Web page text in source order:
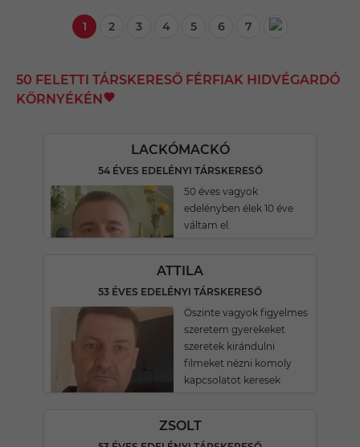
1 2 3 4 5 6 7
50 FELETTI TÁRSKERESŐ FÉRFIAK HIDVÉGARDÓ
KÖRNYÉKÉN
LACKÓMACKÓ
54 ÉVES EDELÉNYI TÁRSKERESŐ
50 éves vagyok
edelényben élek 10 éve
váltam el.
ATTILA
53 ÉVES EDELÉNYI TÁRSKERESŐ
Öszinte vagyok figyelmes
szeretem gyerekeket
szeretek kirándulni
filmeket nézni komoly
kapcsolatot keresek
ZSOLT